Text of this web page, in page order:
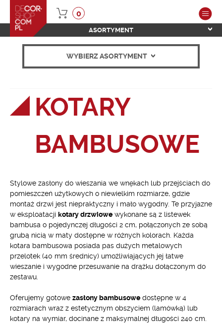
0
ASORTYMENT
WYBIERZ ASORTYMENT
KOTARY
BAMBUSOWE
Stylowe zasłony do wieszania we wnękach lub przejściach do
pomieszczeń użytkowych o niewielkim rozmiarze, gdzie
montaż drzwi jest niepraktyczny i mało wygodny. Te przyjazne
w eksploatacji kotary drzwiowe wykonane są z listewek
bambusa o pojedynczej długości 2 cm, połączonych ze sobą
grubą nicią w maty dostępne w różnych kolorach. Każda
kotara bambusowa posiada pas dużych metalowych
przelotek (40 mm średnicy) umożliwiających jej łatwe
wieszanie i wygodne przesuwanie na drążku dołączonym do
zestawu.
Oferujemy gotowe zasłony bambusowe dostępne w 4
rozmiarach wraz z estetycznym obszyciem (lamówką) lub
kotary na wymiar, docinane z maksymalnej długości 240 cm.